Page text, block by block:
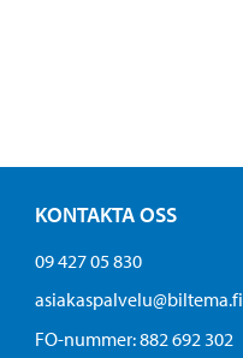
KONTAKTA OSS
09 427 05 830
asiakaspalvelu@biltema.fi
FO-nummer:​ 882 692 302